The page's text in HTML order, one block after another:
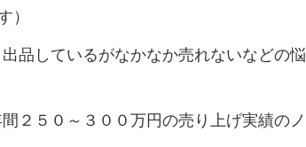
）
品しているがなかなか売れないなどの悩
２５０～３００万円の売り上げ実績のノ